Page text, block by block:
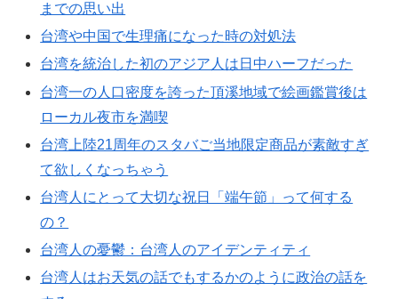
までの思い出
台湾や中国で生理痛になった時の対処法
台湾を統治した初のアジア人は日中ハーフだった
台湾一の人口密度を誇った頂溪地域で絵画鑑賞後は
ローカル夜市を満喫
台湾上陸21周年のスタバご当地限定商品が素敵すぎ
て欲しくなっちゃう
台湾人にとって大切な祝日「端午節」って何する
の？
台湾人の憂鬱：台湾人のアイデンティティ
台湾人はお天気の話でもするかのように政治の話を